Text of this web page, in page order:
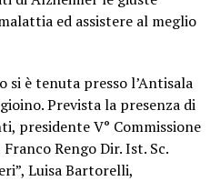
ed assistere al meglio
si è tenuta presso l’Antisala
Prevista la presenza di
presidente V° Commissione
Rengo Dir. Ist. Sc.
Luisa Bartorelli,